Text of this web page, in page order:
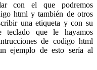
con el que podremos
html y también de otros
una etiqueta y con su
que le hayamos
de codigo html
ejemplo de esto sería al